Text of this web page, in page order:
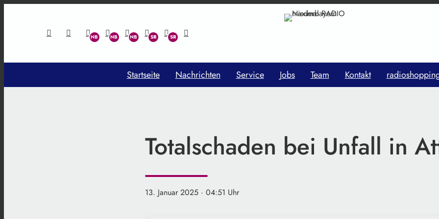
Startseite Nachrichten Service Jobs Team Kontakt
Totalschaden bei Unfall in
13. Januar 2025 · 04:51 Uhr